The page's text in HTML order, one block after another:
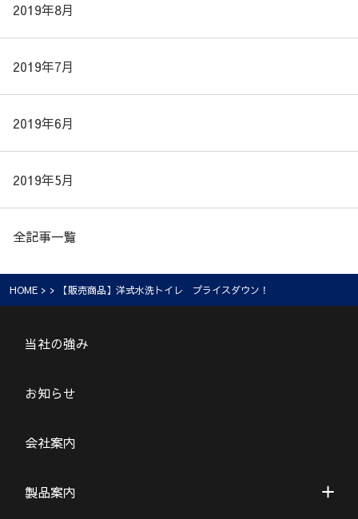
2019年8月
2019年7月
2019年6月
2019年5月
全記事一覧
HOME > > 【販売商品】洋式水洗トイレ プライスダウン！
当社の強み
お知らせ
会社案内
製品案内